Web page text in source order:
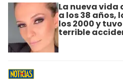
La nueva vida
a los 38 años,
los 2000 y
terrible